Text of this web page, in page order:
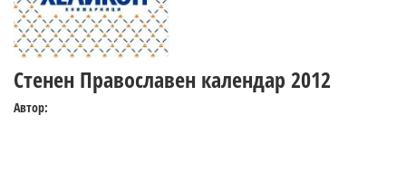
Стенен Православен календар 2012
Автор: